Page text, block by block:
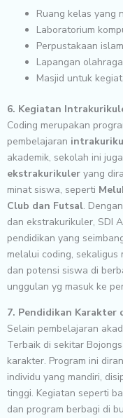
Ruang kelas yang
Laboratorium
Perpustakaan
Lapangan
Masjid untuk
6. Kegiatan
Coding merupakan
pembelajaran
akademik, sekolah ini
ekstrakurikuler yang
minat siswa, seperti
Club dan Futsal.
dan ekstrakurikuler, SDI
pendidikan yang
melalui coding,
dan potensi siswa di
unggulan yg masuk ke
7. Pendidikan Karakter
Selain pembelajaran
Terbaik di sekitar
karakter. Program ini
individu yang mandiri,
tinggi. Kegiatan seperti
dan program berbagi di